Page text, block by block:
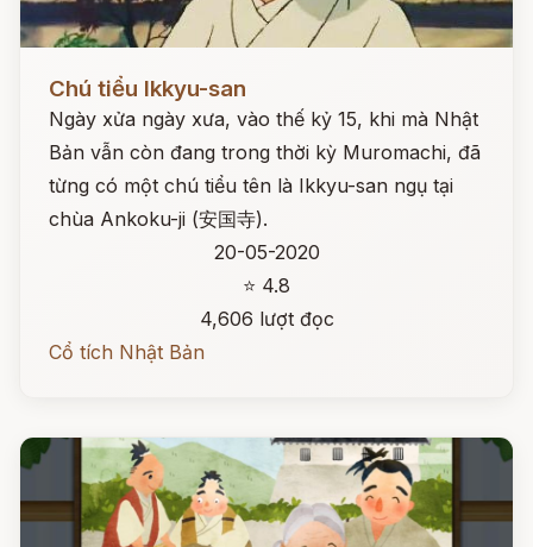
Chú tiểu Ikkyu-san
Ngày xửa ngày xưa, vào thế kỷ 15, khi mà Nhật
Bản vẫn còn đang trong thời kỳ Muromachi, đã
từng có một chú tiểu tên là Ikkyu-san ngụ tại
chùa Ankoku-ji (安国寺).
20-05-2020
⭐ 4.8
4,606 lượt đọc
Cổ tích Nhật Bản